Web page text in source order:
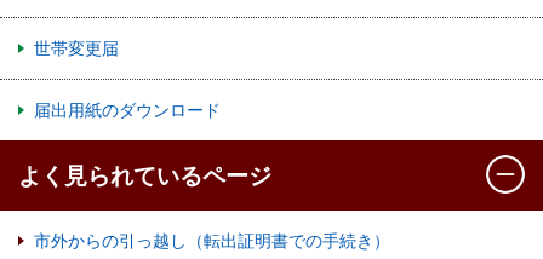
世帯変更届
届出用紙のダウンロード
よく見られているページ
市外からの引っ越し（転出証明書での手続き）